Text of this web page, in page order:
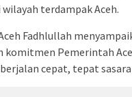
wilayah terdampak Aceh.
Fadhlullah
komitmen Pemerintah
cepat, tepat